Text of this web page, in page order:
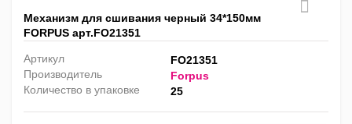
Механизм для сшивания черный 34*150мм
FORPUS арт.FO21351
Артикул
FO21351
Производитель
Forpus
Количество в упаковке
25